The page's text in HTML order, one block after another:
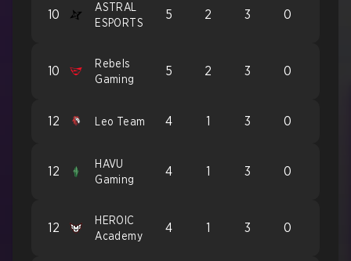
10
ASTRAL
ESPORTS
5 2 3 0
10
Rebels
Gaming
5 2 3 0
12 Leo Team 4 1 3 0
12
HAVU
Gaming
4 1 3 0
12
HEROIC
Academy
4 1 3 0